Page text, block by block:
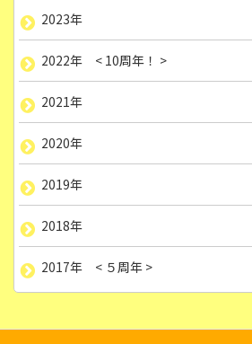
2023年
2022年 < 10周年！ >
2021年
2020年
2019年
2018年
2017年 < ５周年 >